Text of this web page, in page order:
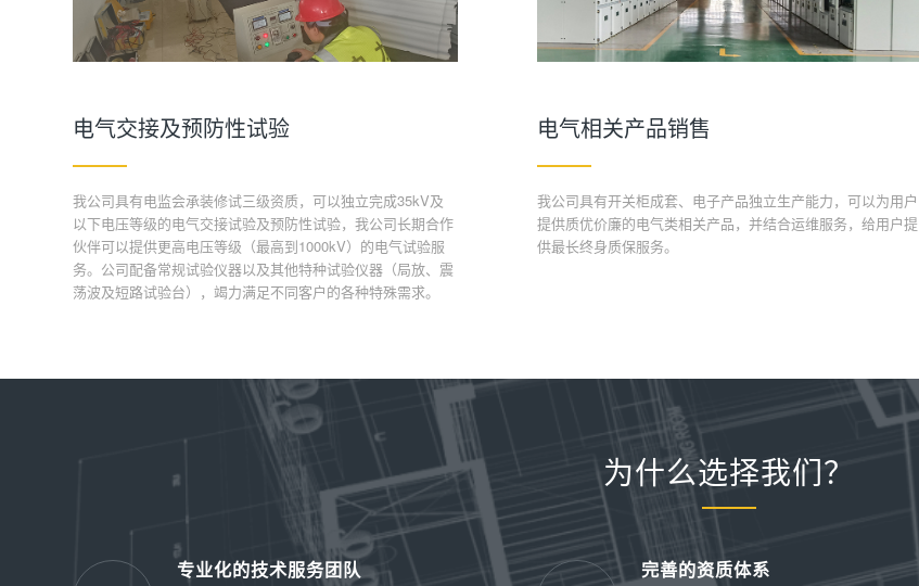
电气交接及预防性试验
我公司具有电监会承装修试三级资质，可以独立完成35kV及
以下电压等级的电气交接试验及预防性试验，我公司长期合作
伙伴可以提供更高电压等级（最高到1000kV）的电气试验服
务。公司配备常规试验仪器以及其他特种试验仪器（局放、震
荡波及短路试验台），竭力满足不同客户的各种特殊需求。
电气相关产品销售
我公司具有开关柜成套、电子产品独立生产能力，可以为用户
提供质优价廉的电气类相关产品，并结合运维服务，给用户提
供最长终身质保服务。
为什么选择我们？
专业化的技术服务团队 完善的资质体系